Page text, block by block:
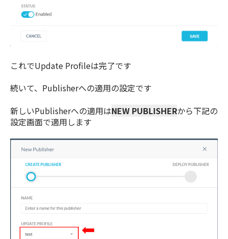
これでUpdate Profileは完了です
続いて、Publisherへの適用の設定です
新しいPublisherへの適用はNEW PUBLISHERから下記の
設定画面で適用します